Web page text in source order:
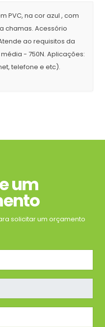
PVC, na cor azul , com
chamas. Acessório
ao requisitos da
- 750N. Aplicações:
telefone e etc).
um
solicitar um orçamento